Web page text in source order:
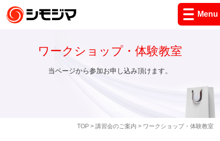
Menu
TOP> 講習会のご案内 > ワークショップ・体験教室
ワークショップ・体験教室
当ページから参加お申し込み頂けます。